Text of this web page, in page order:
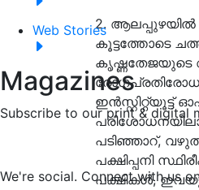
Web Stories
Magazines
Subscribe to our print & digital
We're social. Connect with us
2. ആലപ്പുഴയിൽ
കൂട്ടത്തോടെ
കൃഷ്ണതേജയുടെ
രോഗപ്രതിരോധ
പടിഞ്ഞാറ്,
പക്ഷിപ്പനി
പക്ഷികൾ,